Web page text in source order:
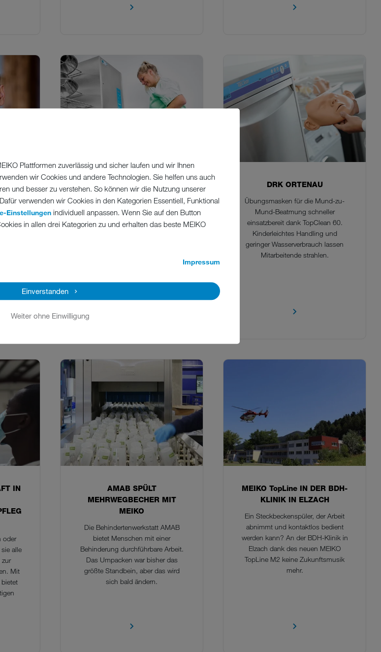
Plattformen zuverlässig und sicher laufen und wir Ihnen
wir Cookies und andere Technologien. Sie helfen uns auch
und besser zu verstehen. So können wir die Nutzung unserer
verwenden wir Cookies in den Kategorien Essentiell, Funktional
Einstellungen individuell anpassen. Wenn Sie auf den Button
in allen drei Kategorien zu und erhalten das beste MEIKO
Impressum
Einverstanden
Weiter ohne Einwilligung
nun
MEIKO
STECKBECKENSPÜLER BEI
DER BURCHARD FÜHRER
DRK ORTENAU
Übungsmasken für die Mund-zu-
Mund-Beatmung schneller
einsatzbereit dank TopClean 60.
Kinderleichtes Handling und
geringer Wasserverbrauch lassen
Mitarbeitende strahlen.
IN
oder
alle
zur
Mit
AMAB SPÜLT
MEHRWEGBECHER MIT
MEIKO
Die Behindertenwerkstatt AMAB
bietet Menschen mit einer
Behinderung durchführbare Arbeit.
Das Umpacken war bisher das
größte Standbein, aber das wird
sich bald ändern.
MEIKO TopLine IN DER BDH-
KLINIK IN ELZACH
Ein Steckbeckenspüler, der Arbeit
abnimmt und kontaktlos bedient
werden kann? An der BDH-Klinik in
Elzach dank des neuen MEIKO
TopLine M2 keine Zukunftsmusik
mehr.